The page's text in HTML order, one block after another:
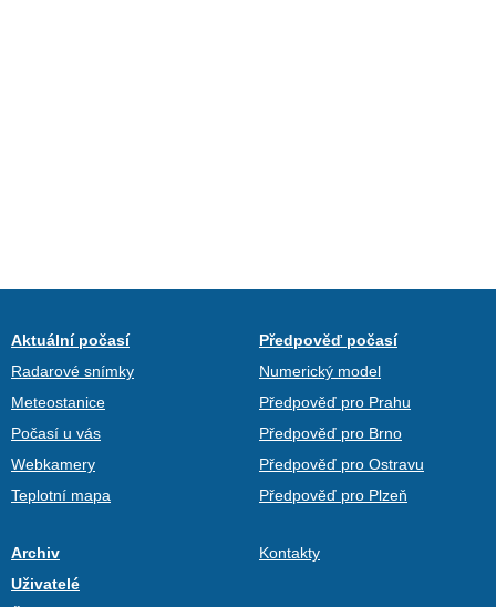
Aktuální počasí
Radarové snímky
Meteostanice
Počasí u vás
Webkamery
Teplotní mapa
Předpověď počasí
Numerický model
Předpověď pro Prahu
Předpověď pro Brno
Předpověď pro Ostravu
Předpověď pro Plzeň
Archiv
Uživatelé
Kontakty